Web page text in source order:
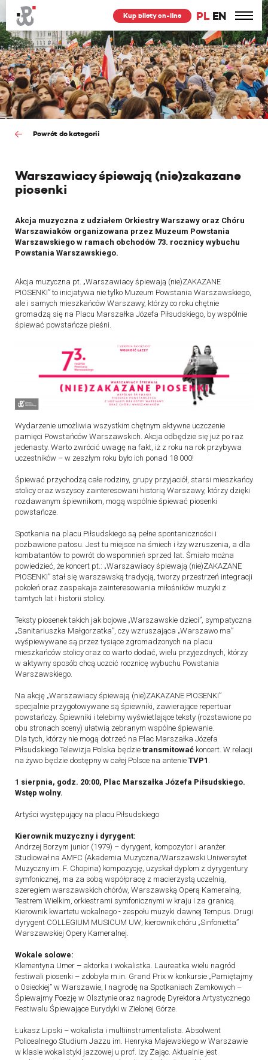
PL EN
Kup bilety on-line
Powrót do kategorii
Warszawiacy śpiewają (nie)zakazane
piosenki
Akcja muzyczna z udziałem Orkiestry Warszawy oraz Chóru
Warszawiaków organizowana przez Muzeum Powstania
Warszawskiego w ramach obchodów 73. rocznicy wybuchu
Powstania Warszawskiego.
Akcja muzyczna pt. „Warszawiacy śpiewają (nie)ZAKAZANE
PIOSENKI” to inicjatywa nie tylko Muzeum Powstania Warszawskiego,
ale i samych mieszkańców Warszawy, którzy co roku chętnie
gromadzą się na Placu Marszałka Józefa Piłsudskiego, by wspólnie
śpiewać powstańcze pieśni.
Wydarzenie umożliwia wszystkim chętnym aktywne uczczenie
pamięci Powstańców Warszawskich. Akcja odbędzie się już po raz
jedenasty. Warto zwrócić uwagę na fakt, iż z roku na rok przybywa
uczestników – w zeszłym roku było ich ponad 18 000!
Śpiewać przychodzą całe rodziny, grupy przyjaciół, starsi mieszkańcy
stolicy oraz wszyscy zainteresowani historią Warszawy, którzy dzięki
rozdawanym śpiewnikom, mogą wspólnie śpiewać piosenki
powstańcze.
Spotkania na placu Piłsudskiego są pełne spontaniczności i
pozbawione patosu. Jest tu miejsce na śmiech i łzy wzruszenia, a dla
kombatantów to powrót do wspomnień sprzed lat. Śmiało można
powiedzieć, że koncert pt.: „Warszawiacy śpiewają (nie)ZAKAZANE
PIOSENKI” stał się warszawską tradycją, tworzy przestrzeń integracji
pokoleń oraz zaspakaja zainteresowania miłośników muzyki z
tamtych lat i historii stolicy.
Teksty piosenek takich jak bojowe „Warszawskie dzieci”, sympatyczna
„Sanitariuszka Małgorzatka”, czy wzruszająca „Warszawo ma”
wyśpiewywane są przez tysiące zgromadzonych na placu
mieszkańców stolicy oraz co warto dodać, wielu przyjezdnych, którzy
w aktywny sposób chcą uczcić rocznicę wybuchu Powstania
Warszawskiego.
Na akcję „Warszawiacy śpiewają (nie)ZAKAZANE PIOSENKI”
specjalnie przygotowywane są śpiewniki, zawierające repertuar
powstańczy. Śpiewniki i telebimy wyświetlające teksty (rozstawione po
obu stronach sceny) ułatwią zebranym wspólne śpiewanie.
Dla tych, którzy nie mogą dotrzeć na Plac Marszałka Józefa
Piłsudskiego Telewizja Polska będzie transmitować koncert. W relacji
na żywo będzie dostępny w całej Polsce na antenie TVP1
1 sierpnia, godz. 20:00, Plac Marszałka Józefa Piłsudskiego.
Wstęp wolny.
Artyści występujący na placu Piłsudskiego
Kierownik muzyczny i dyrygent:
Andrzej Borzym junior (1979) – dyrygent, kompozytor i aranżer.
Studiował na AMFC (Akademia Muzyczna/Warszawski Uniwersytet
Muzyczny im. F. Chopina) kompozycję, uzyskał dyplom z dyrygentury
symfonicznej, ma za sobą współpracę z macierzystą uczelnią,
szeregiem warszawskich chórów, Warszawską Operą Kameralną,
Teatrem Wielkim, orkiestrami symfonicznymi w kraju i za granicą.
Kierownik kwartetu wokalnego - zespołu muzyki dawnej Tempus. Drugi
dyrygent COLLEGIUM MUSICUM UW; kierownik chóru „Sinfonietta”
Warszawskiej Opery Kameralnej.
Wokale solowe:
Klementyna Umer – aktorka i wokalistka. Laureatka wielu nagród
festiwali piosenki – zdobyła m.in. Grand Prix w konkursie „Pamiętajmy
o Osieckiej” w Warszawie, I nagrodę na Spotkaniach Zamkowych –
Śpiewajmy Poezję w Olsztynie oraz nagrodę Dyrektora Artystycznego
Festiwalu Śpiewające Eurydyki w Zielonej Górze.
Łukasz Lipski – wokalista i multiinstrumentalista. Absolwent
Policealnego Studium Jazzu im. Henryka Majewskiego w Warszawie
w klasie wokalistyki jazzowej u prof. Izy Zając. Aktualnie jest